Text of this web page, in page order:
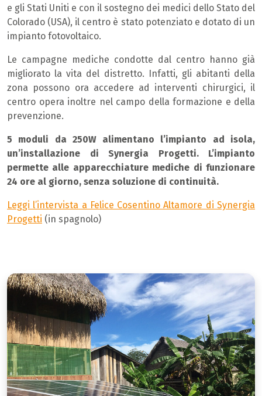
e gli Stati Uniti e con il sostegno dei medici dello Stato del
Colorado (USA), il centro è stato potenziato e dotato di un
impianto fotovoltaico.
Le campagne mediche condotte dal centro hanno già
migliorato la vita del distretto. Infatti, gli abitanti della
zona possono ora accedere ad interventi chirurgici, il
centro opera inoltre nel campo della formazione e della
prevenzione.
5 moduli da 250W alimentano l’impianto ad isola,
un’installazione di Synergia Progetti. L’impianto
permette alle apparecchiature mediche di funzionare
24 ore al giorno, senza soluzione di continuità.
Leggi l’intervista a Felice Cosentino Altamore di Synergia
Progetti (in spagnolo)